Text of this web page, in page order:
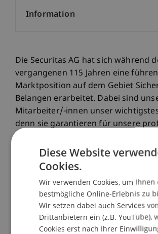
Die Securitas AG hat sich während
vergangenen 115 Jahren eine
Marktposition auf dem Gebiet
Belangen erarbeitet. Dabei sind
Mitarbeiter/-innen unser
denn sie garantieren für unsere
Sind Sie auf der Suche nach einem
Nebenjob?
Sicherheitsmitarbeitende an
(w/m/d)
Wir suchen flexible Mitarbeitende
Betreuung von Besuchern an Super
Information
Diese Website
Cookies.
Wir verwenden Cookies, um Ihnen
bestmögliche Online-Erlebnis zu
Wir setzen dabei auch Services
Drittanbietern ein (z.B. YouTube),
Cookies erst nach Ihrer